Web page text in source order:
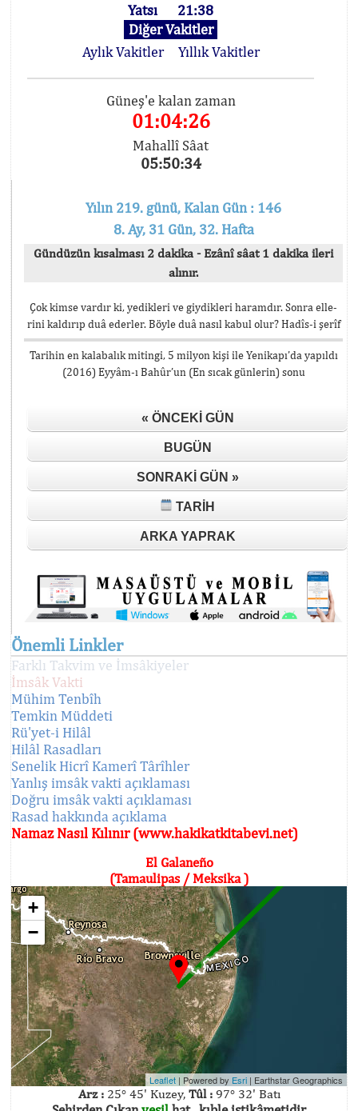
Yatsı
21:38
Diğer Vakitler
Aylık Vakitler
Yıllık Vakitler
Güneş'e kalan zaman
01:04:26
Mahallî Sâat
05:50:34
Yılın 219. günü, Kalan Gün : 146
8. Ay, 31 Gün, 32. Hafta
Gündüzün kısalması 2 dakika - Ezânî sâat 1 dakika ileri
alınır.
Çok kimse vardır ki, yedikleri ve giydikleri haramdır. Sonra elle-
rini kaldırıp duâ ederler. Böyle duâ nasıl kabul olur? Hadîs-i şerîf
Tarihin en kalabalık mitingi, 5 milyon kişi ile Yenikapı’da yapıldı
(2016) Eyyâm-ı Bahûr’un (En sıcak günlerin) sonu
« ÖNCEKI GÜN
BUGÜN
SONRAKI GÜN »
TARIH
ARKA YAPRAK
Önemli Linkler
Farklı Takvim ve İmsâkiyeler
İmsâk Vakti
Mühim Tenbîh
Temkin Müddeti
Rü'yet-i Hilâl
Hilâl Rasadları
Senelik Hicrî Kamerî Târîhler
Yanlış imsâk vakti açıklaması
Doğru imsâk vakti açıklaması
Rasad hakkında açıklama
Namaz Nasıl Kılınır (www.hakikatkitabevi.net)
El Galaneño
(Tamaulipas / Meksika )
+
−
Leaflet | Powered by Esri | Earthstar Geographics
Arz :25° 45' Kuzey, Tûl :97° 32' Batı